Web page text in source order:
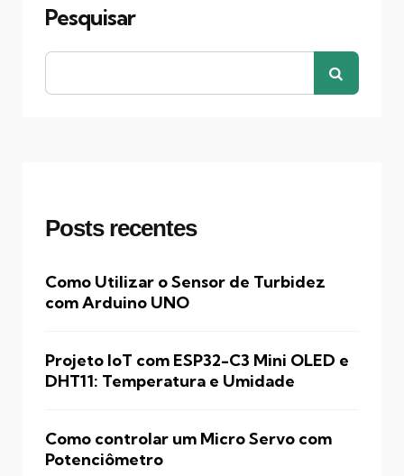
Pesquisar
Posts recentes
Como Utilizar o Sensor de Turbidez
com Arduino UNO
Projeto IoT com ESP32-C3 Mini OLED e
DHT11: Temperatura e Umidade
Como controlar um Micro Servo com
Potenciômetro